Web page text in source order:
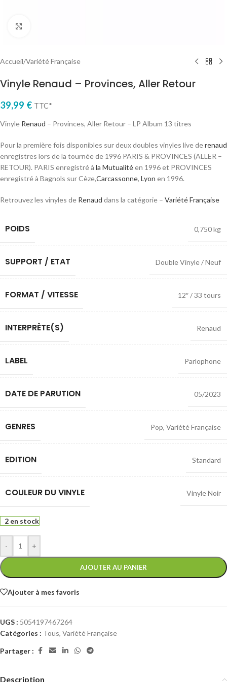
Accueil/Variété Française
Vinyle Renaud – Provinces, Aller Retour
39,99 € TTC*
Vinyle Renaud – Provinces, Aller Retour – LP Album 13 titres
Pour la première fois disponibles sur deux doubles vinyles live derenaud
enregistres lors de la tournée de 1996 PARIS & PROVINCES (ALLER –
RETOUR). PARIS enregistré à la Mutualitéen 1996 et PROVINCES
enregistré à Bagnols sur Cèze,Carcassonne, Lyon en 1996.
Retrouvez les vinyles de Renaud dans la catégorie – Variété Française
POIDS 0,750 kg
SUPPORT / ETAT Double Vinyle / Neuf
FORMAT / VITESSE 12″ / 33 tours
INTERPRÈTE(S) Renaud
LABEL Parlophone
DATE DE PARUTION 05/2023
GENRES Pop, Variété Française
EDITION Standard
COULEUR DU VINYLE Vinyle Noir
2 en stock
- +
AJOUTER AU PANIER
Ajouter à mes favoris
UGS : 5054197467264
Catégories : Tous, Variété Française
Partager :
Description